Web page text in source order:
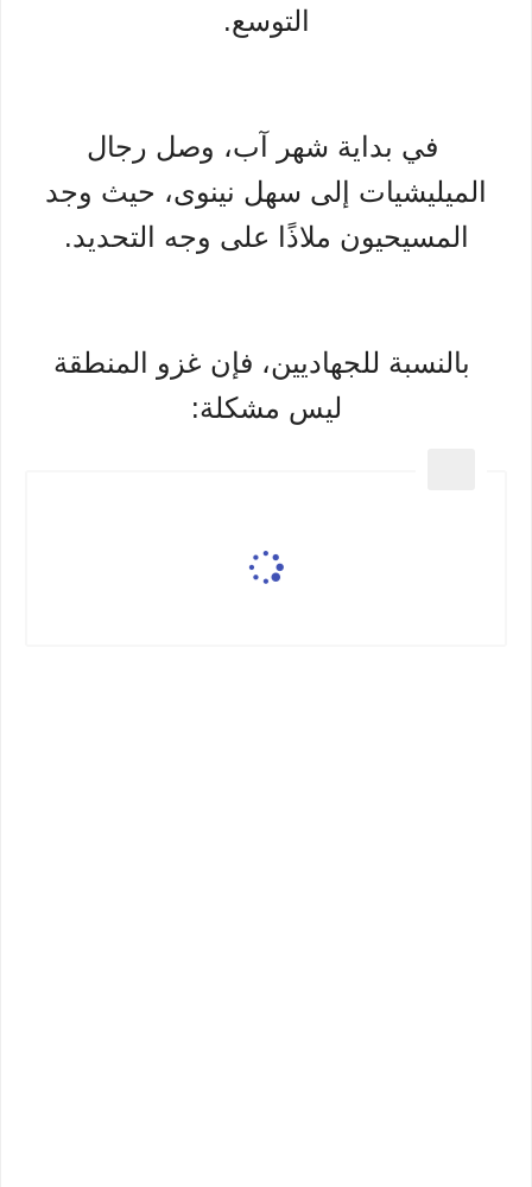
التوسع.
في بداية شهر آب، وصل رجال
الميليشيات إلى سهل نينوى، حيث وجد
المسيحيون ملاذًا على وجه التحديد.
بالنسبة للجهاديين، فإن غزو المنطقة
ليس مشكلة: